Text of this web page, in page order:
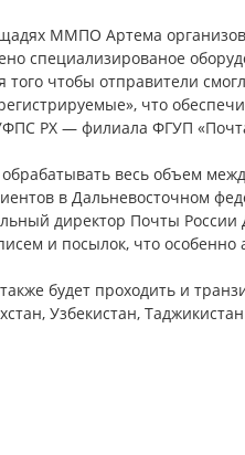
ММПО Артема
специализированое
чтобы отправители
что
РХ — филиала ФГУП
весь объем
в Дальневосточном
директор Почты
и посылок, что особенно
будет проходить и
Узбекистан,